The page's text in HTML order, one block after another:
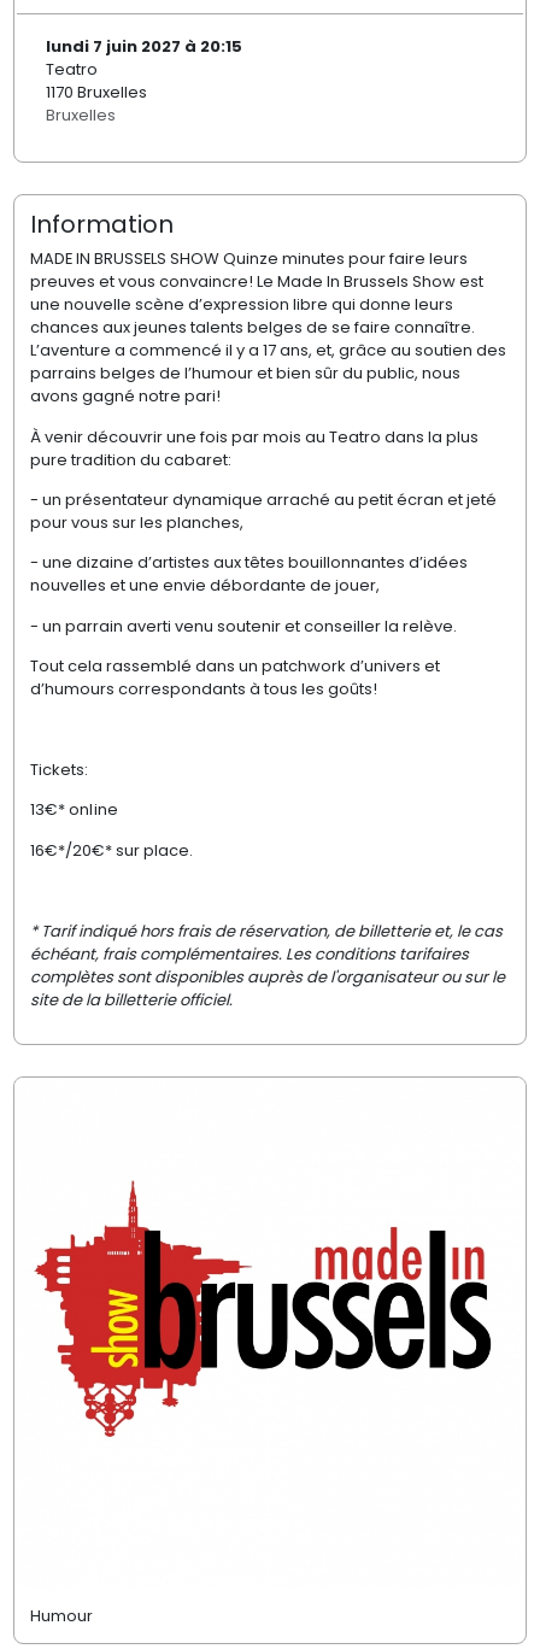
lundi 7 juin 2027 à 20:15
Teatro
1170 Bruxelles
Bruxelles
Information
MADE IN BRUSSELS SHOW Quinze minutes pour faire leurs
preuves et vous convaincre! Le Made In Brussels Show est
une nouvelle scène d’expression libre qui donne leurs
chances aux jeunes talents belges de se faire connaître.
L’aventure a commencé il y a 17 ans, et, grâce au soutien des
parrains belges de l’humour et bien sûr du public, nous
avons gagné notre pari!
À venir découvrir une fois par mois au Teatro dans la plus
pure tradition du cabaret:
- un présentateur dynamique arraché au petit écran et jeté
pour vous sur les planches,
- une dizaine d’artistes aux têtes bouillonnantes d’idées
nouvelles et une envie débordante de jouer,
- un parrain averti venu soutenir et conseiller la relève.
Tout cela rassemblé dans un patchwork d’univers et
d’humours correspondants à tous les goûts!
Tickets:
13€* online
16€*/20€* sur place.
* Tarif indiqué hors frais de réservation, de billetterie et, le cas
échéant, frais complémentaires. Les conditions tarifaires
complètes sont disponibles auprès de l'organisateur ou sur le
site de la billetterie officiel.
Humour